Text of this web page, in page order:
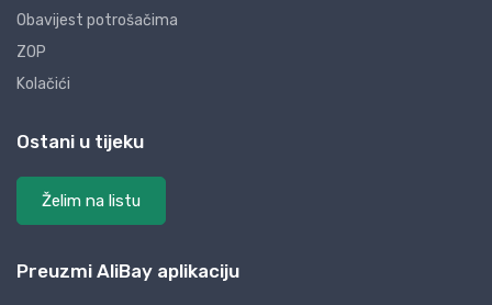
Obavijest potrošačima
ZOP
Kolačići
Ostani u tijeku
Želim na listu
Preuzmi AliBay aplikaciju